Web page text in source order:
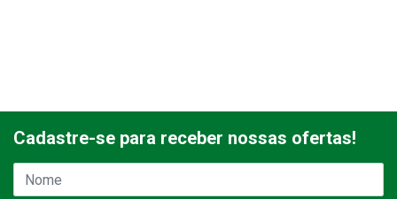
Cadastre-se para receber nossas ofertas!